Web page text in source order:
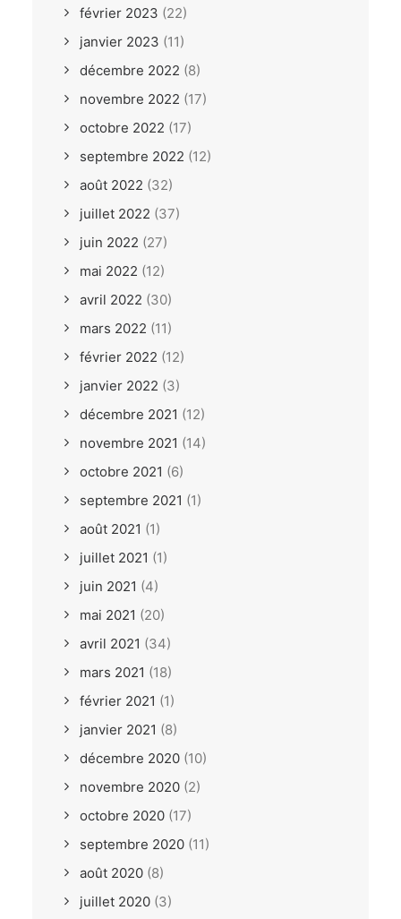
février 2023 (22)
janvier 2023 (11)
décembre 2022 (8)
novembre 2022 (17)
octobre 2022 (17)
septembre 2022 (12)
août 2022 (32)
juillet 2022 (37)
juin 2022 (27)
mai 2022 (12)
avril 2022 (30)
mars 2022 (11)
février 2022 (12)
janvier 2022 (3)
décembre 2021 (12)
novembre 2021 (14)
octobre 2021 (6)
septembre 2021 (1)
août 2021 (1)
juillet 2021 (1)
juin 2021 (4)
mai 2021 (20)
avril 2021 (34)
mars 2021 (18)
février 2021 (1)
janvier 2021 (8)
décembre 2020 (10)
novembre 2020 (2)
octobre 2020 (17)
septembre 2020 (11)
août 2020 (8)
juillet 2020 (3)